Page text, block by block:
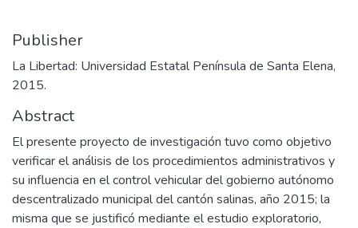
Publisher
La Libertad: Universidad Estatal Península de Santa Elena,
2015.
Abstract
El presente proyecto de investigación tuvo como objetivo
verificar el análisis de los procedimientos administrativos y
su influencia en el control vehicular del gobierno autónomo
descentralizado municipal del cantón salinas, año 2015; la
misma que se justificó mediante el estudio exploratorio,